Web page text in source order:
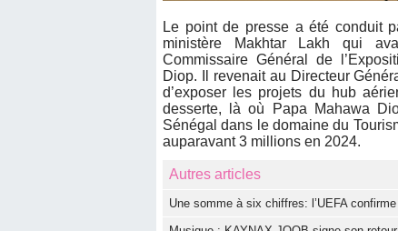
Le point de presse a été conduit
ministère Makhtar Lakh qui
Commissaire Général de
Diop. Il revenait au Directeur
d’exposer les projets du hub
desserte, là où Papa Mahawa
Sénégal dans le domaine du
auparavant 3 millions en 2024.
Autres articles
Une somme à six chiffres: l’UEFA